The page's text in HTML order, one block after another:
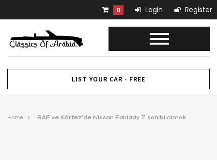
0 Login Register
LIST YOUR CAR - FREE
Home BAE ve Körfez’de Nissan Fairlady Z sahibi olmak